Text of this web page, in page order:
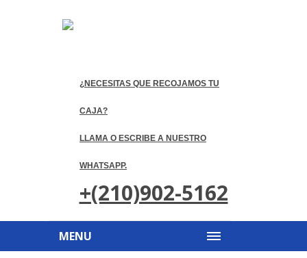
¿NECESITAS QUE RECOJAMOS TU
CAJA?
LLAMA O ESCRIBE A NUESTRO
WHATSAPP.
+(210)902-5162
MENU